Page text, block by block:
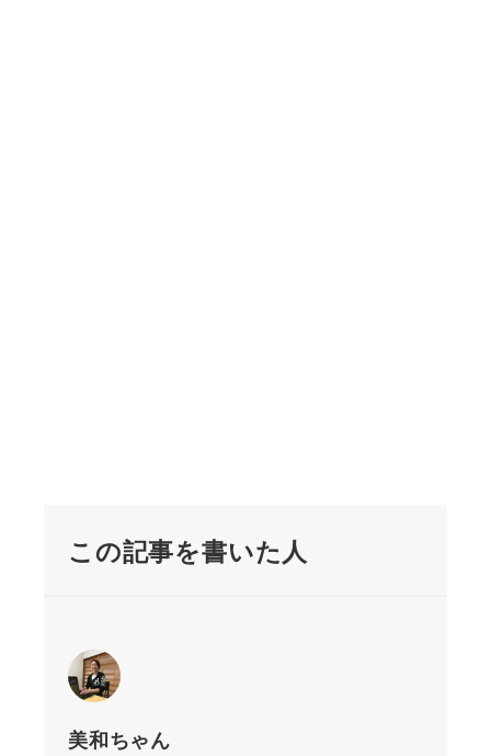
この記事を書いた人
美和ちゃん